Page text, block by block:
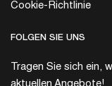
Cookie-Richtlinie
FOLGEN SIE UNS
Tragen Sie sich ein,